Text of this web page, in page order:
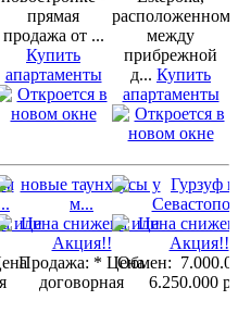
прямая
продажа от ...
Купить
апартаменты
расположенном
между
прибрежной
д... Купить
апартаменты
Продажа: * Цена
договорная
Обмен:
6.250.000